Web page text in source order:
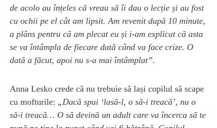
de acolo au înțeles că vreau să îi dau o lecție și au fost
cu ochii pe el cât am lipsit. Am revenit după 10 minute,
a plâns pentru că am plecat eu și i-am explicat că asta
se va întâmpla de fiecare dată când va face crize. O
dată a făcut, apoi nu s-a mai întâmplat”.
Anna Lesko crede că nu trebuie să lași copilul să scape
cu mofturile: „Dacă spui ‘lasă-l, o să-i treacă’, nu o
să-i treacă… O să devină un adult care va încerca să te